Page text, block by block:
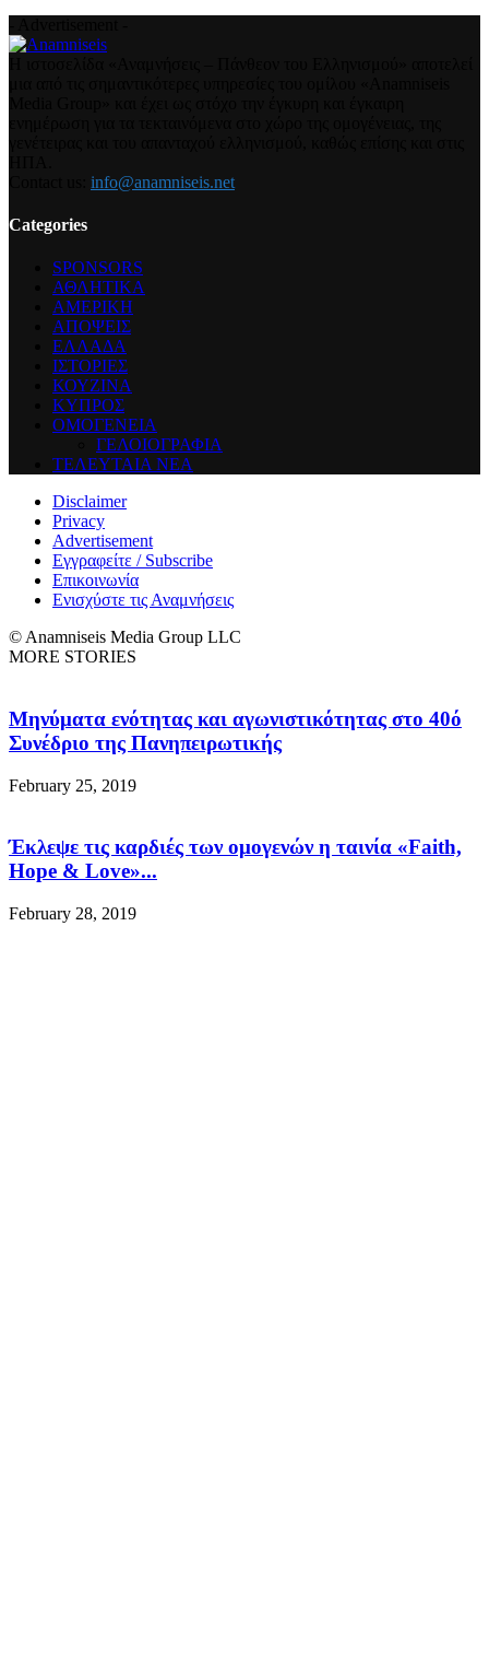
info@anamniseis.net
Categories
SPONSORS
ΑΘΛΗΤΙΚΑ
ΑΜΕΡΙΚΗ
ΑΠΟΨΕΙΣ
ΕΛΛΑΔΑ
ΙΣΤΟΡΙΕΣ
ΚΟΥΖΙΝΑ
ΚΥΠΡΟΣ
ΟΜΟΓΕΝΕΙΑ
ΓΕΛΟΙΟΓΡΑΦΙΑ
ΤΕΛΕΥΤΑΙΑ ΝΕΑ
Disclaimer
Privacy
Advertisement
Εγγραφείτε / Subscribe
Επικοινωνία
Ενισχύστε τις Αναμνήσεις
© Anamniseis Media Group LLC
MORE STORIES
Μηνύματα ενότητας και αγωνιστικότητας στο 40ό
Συνέδριο της Πανηπειρωτικής
February 25, 2019
Έκλεψε τις καρδιές των ομογενών η ταινία «Faith,
Hope & Love»...
February 28, 2019